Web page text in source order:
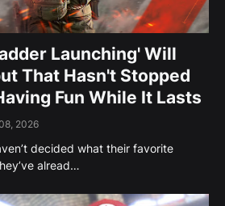
Launching' Will
That Hasn't Stopped
Fun While It Lasts
2026
decided what their favorite
alread…